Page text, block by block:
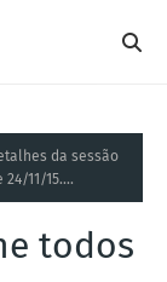
da sessão
11/15....
todos